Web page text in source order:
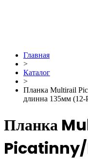
Главная
>
Каталог
>
Планка Multirail
длинна 135мм (12-
Планка
Picatinny/